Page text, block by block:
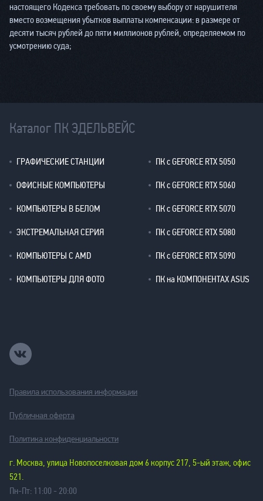
настоящего Кодекса требовать по своему выбору от нарушителя
вместо возмещения убытков выплаты компенсации: в размере от
десяти тысяч рублей до пяти миллионов рублей, определяемом по
усмотрению суда;
Каталог ПК ЭДЕЛЬВЕЙС
ГРАФИЧЕСКИЕ СТАНЦИИ
ОФИСНЫЕ КОМПЬЮТЕРЫ
КОМПЬЮТЕРЫ В БЕЛОМ
ЭКСТРЕМАЛЬНАЯ СЕРИЯ
КОМПЬЮТЕРЫ С AMD
КОМПЬЮТЕРЫ ДЛЯ ФОТО
ПК с GEFORCE RTX 5050
ПК с GEFORCE RTX 5060
ПК с GEFORCE RTX 5070
ПК с GEFORCE RTX 5080
ПК с GEFORCE RTX 5090
ПК на КОМПОНЕНТАХ ASUS
Правила использования информации
Публичная оферта
Политика конфиденциальности
г. Москва, улица Новопоселковая дом 6 корпус 217, 5-ый этаж, офис
521.
Пн-Пт: 11:00 - 20:00